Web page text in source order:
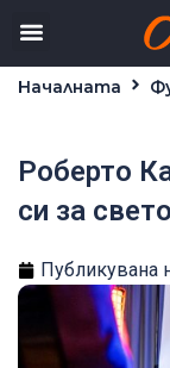
Началната
Роберто
си за
Публикувана